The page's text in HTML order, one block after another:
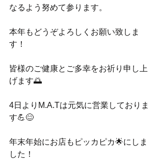
なるよう努めて参ります。
本年もどうぞよろしくお願い致しま
す！
皆様のご健康とご多幸をお祈り申し上
げます🌅
4日よりM.A.Tは元気に営業しておりま
す💪😊
年末年始にお店もピッカピカ🌟にしま
した！